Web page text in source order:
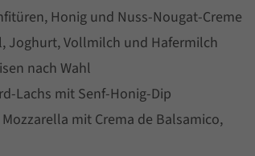
Honig und Nuss-Nougat-Creme
Joghurt, Vollmilch und Hafermilch
nach Wahl
Lachs mit Senf-Honig-Dip
mit Crema de Balsamico,